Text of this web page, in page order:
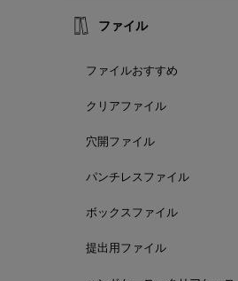
ファイル
ファイルおすすめ
クリアファイル
穴開ファイル
パンチレスファイル
ボックスファイル
提出用ファイル